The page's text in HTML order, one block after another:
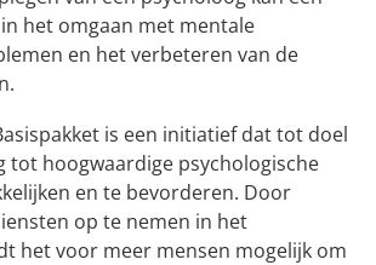
het omgaan met mentale
en het verbeteren van de
is een initiatief dat tot doel
tot hoogwaardige psychologische
en te bevorderen. Door
op te nemen in het
het voor meer mensen mogelijk om